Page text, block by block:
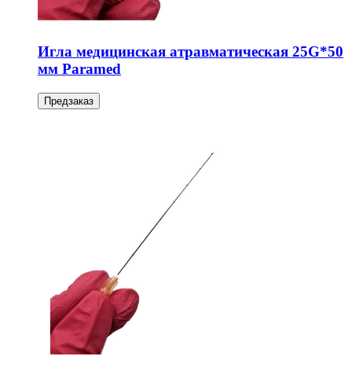
Игла медицинская атравматическая 25G*50
мм Paramed
Предзаказ